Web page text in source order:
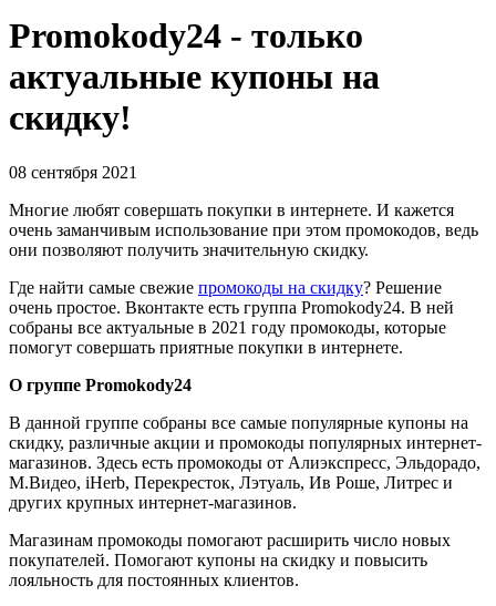
Promokody24 - только
актуальные купоны на
скидку!
08 сентября 2021
Многие любят совершать покупки в интернете. И кажется
очень заманчивым использование при этом промокодов, ведь
они позволяют получить значительную скидку.
Где найти самые свежие промокоды на скидку? Решение
очень простое. Вконтакте есть группа Promokody24. В ней
собраны все актуальные в 2021 году промокоды, которые
помогут совершать приятные покупки в интернете.
О группе Promokody24
В данной группе собраны все самые популярные купоны на
скидку, различные акции и промокоды популярных интернет-
магазинов. Здесь есть промокоды от Алиэкспресс, Эльдорадо,
М.Видео, iHerb, Перекресток, Лэтуаль, Ив Роше, Литрес и
других крупных интернет-магазинов.
Магазинам промокоды помогают расширить число новых
покупателей. Помогают купоны на скидку и повысить
лояльность для постоянных клиентов.